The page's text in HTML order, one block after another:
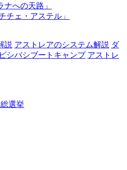
への天路」
チェ・アステル」
説 アストレアのシステム解説 ダ
シバシブートキャンプ アストレ
選挙